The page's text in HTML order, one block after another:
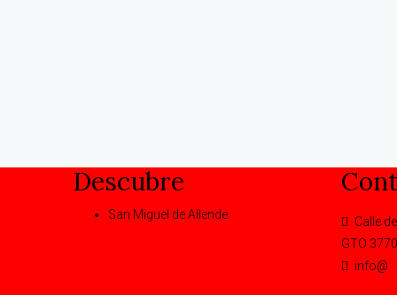
Descubre
San Miguel de Allende
Calle
GTO
info@